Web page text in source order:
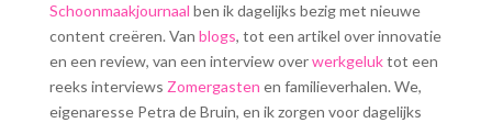
Schoonmaakjournaal ben ik dagelijks bezig met nieuwe
content creëren. Van blogs, tot een artikel over innovatie
en een review, van een interview overwerkgeluktot een
reeks interviews Zomergasten en familieverhalen. We,
eigenaresse Petra de Bruin, en ik zorgen voor dagelijks